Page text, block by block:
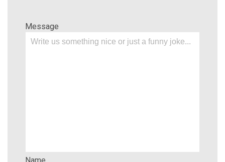
Message